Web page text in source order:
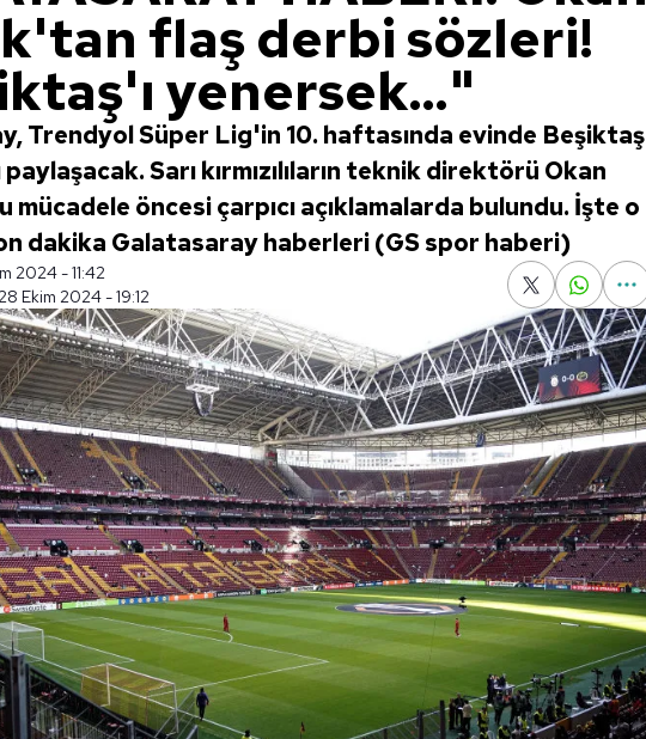
flaş derbi sözleri!
yenersek..."
Trendyol Süper Lig'in 10. haftasında evinde Beşiktaş
paylaşacak. Sarı kırmızılıların teknik direktörü Okan
mücadele öncesi çarpıcı açıklamalarda bulundu. İşte o
dakika Galatasaray haberleri (GS spor haberi)
2024 - 11:42
28 Ekim 2024 - 19:12